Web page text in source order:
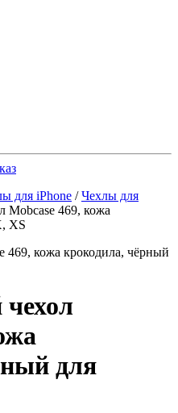
для iPhone /Чехлы для
Mobcase 469, кожа
XS
для